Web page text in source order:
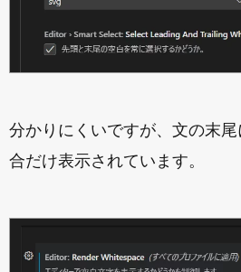
分かりにくいですが、文の末
合だけ表示されています。